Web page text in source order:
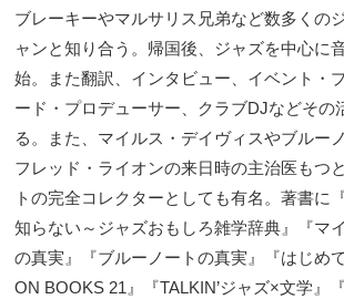
ブレーキーやマルサリス兄弟など数多くの
ャンと知り合う。帰国後、ジャズを中心に
始。また翻訳、インタビュー、イベント・
ード・プロデューサー、クラブDJなどその
る。また、マイルス・デイヴィスやブルー
フレッド・ライオンの来日時の主治医もつ
トの完全コレクターとしても有名。著書に
知らない～ジャズおもしろ雑学辞典』『マ
の真実』『ブルーノートの真実』『はじめ
ON BOOKS 21』『TALKIN’ジャズ×文学』